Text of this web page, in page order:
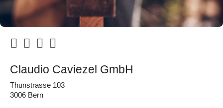
Claudio Caviezel GmbH
Thunstrasse 103
3006 Bern